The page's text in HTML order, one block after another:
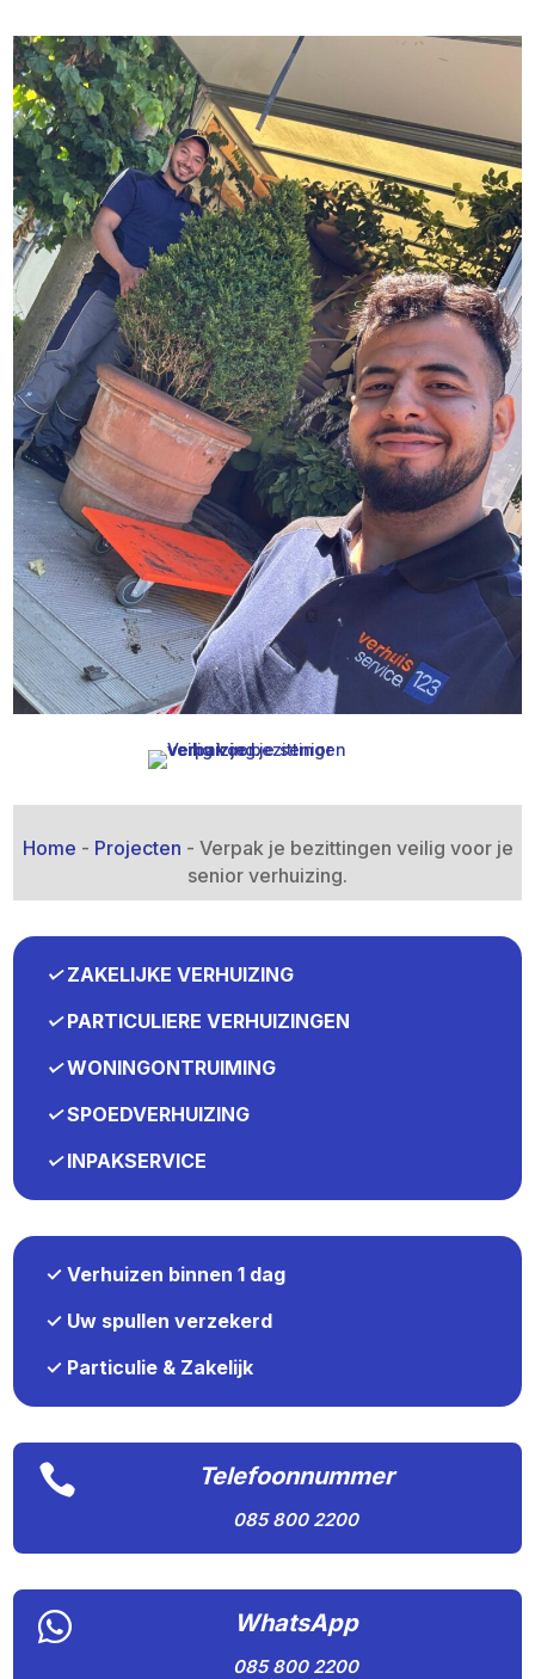
Home - Projecten - Verpak je bezittingen veilig voor je
senior verhuizing.​
✓ZAKELIJKE VERHUIZING
✓PARTICULIERE VERHUIZINGEN
✓WONINGONTRUIMING
✓SPOEDVERHUIZING
✓INPAKSERVICE
✓ Verhuizen binnen 1 dag
✓ Uw spullen verzekerd
✓ Particulie & Zakelijk
 Telefoonnummer
085 800 2200
 WhatsApp
085 800 2200